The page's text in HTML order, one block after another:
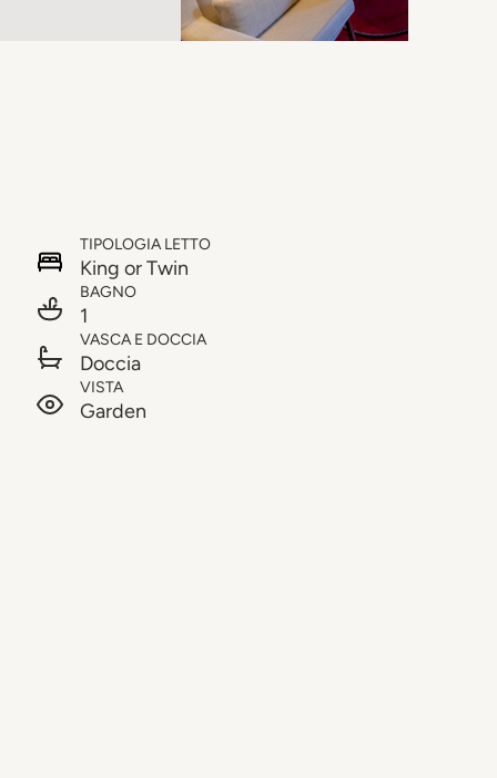
TIPOLOGIA LETTO
King or Twin
BAGNO
1
VASCA E DOCCIA
Doccia
VISTA
Garden